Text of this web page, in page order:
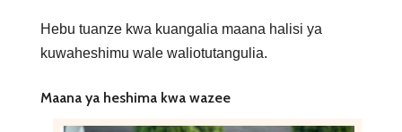
Hebu tuanze kwa kuangalia maana halisi ya
kuwaheshimu wale waliotutangulia.
Maana ya heshima kwa wazee